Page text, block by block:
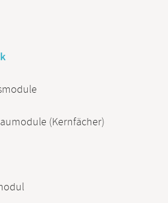
(Kernfächer)